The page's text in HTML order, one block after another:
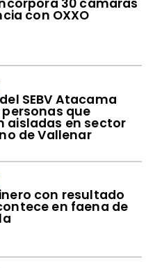
30 cámaras
con OXXO
SEBV Atacama
que
aisladas en sector
de Vallenar
con resultado
en faena de